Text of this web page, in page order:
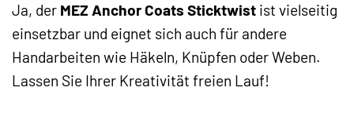
Ja, der MEZ Anchor Coats Sticktwist ist vielseitig
einsetzbar und eignet sich auch für andere
Handarbeiten wie Häkeln, Knüpfen oder Weben.
Lassen Sie Ihrer Kreativität freien Lauf!